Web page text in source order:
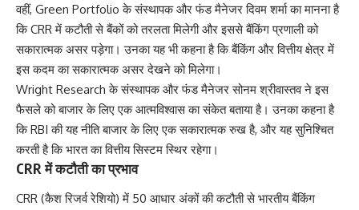
वहीं, Green Portfolio के संस्थापक और फंड मैनेजर दिवम शर्मा का मानना है
कि CRR में कटौती से बैंकों को तरलता मिलेगी और इससे बैंकिंग प्रणाली को
सकारात्मक असर पड़ेगा। उनका यह भी कहना है कि बैंकिंग और वित्तीय क्षेत्र में
इस कदम का सकारात्मक असर देखने को मिलेगा।
Wright Research के संस्थापक और फंड मैनेजर सोनम श्रीवास्तव ने इस
फैसले को बाजार के लिए एक आत्मविश्वास का संकेत बताया है। उनका कहना है
कि RBI की यह नीति बाजार के लिए एक सकारात्मक रुख है, और यह सुनिश्चित
करती है कि भारत का वित्तीय सिस्टम स्थिर रहेगा।
CRR में कटौती का प्रभाव
CRR (कैश रिजर्व रेशियो) में 50 आधार अंकों की कटौती से भारतीय बैंकिंग